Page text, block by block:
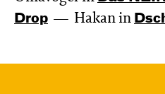
Drop
Hakan in